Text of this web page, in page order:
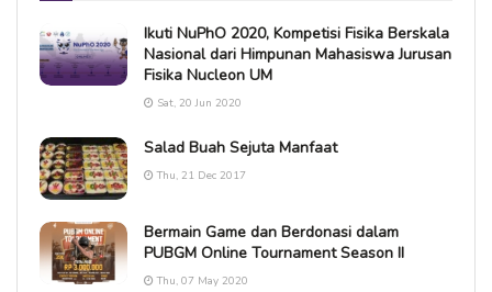
Ikuti NuPhO 2020, Kompetisi Fisika Berskala
Nasional dari Himpunan Mahasiswa Jurusan
Fisika Nucleon UM
Sat, 20 Jun 2020
Salad Buah Sejuta Manfaat
Thu, 21 Dec 2017
Bermain Game dan Berdonasi dalam
PUBGM Online Tournament Season II
Thu, 07 May 2020